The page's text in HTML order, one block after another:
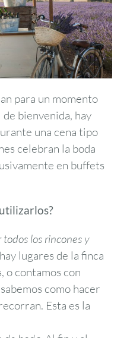
para un momento
bienvenida, hay
una cena tipo
celebran la boda
en buffets
los rincones y
lugares de la finca
o contamos con
como hacer
Esta es la